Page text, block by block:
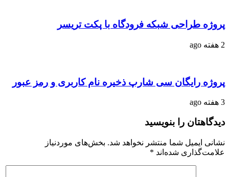
پروژه طراحی شبکه فرودگاه با پکت تریسر
2 هفته ago
پروژه رایگان سی شارپ ذخیره نام کاربری و رمز عبور
3 هفته ago
دیدگاهتان را بنویسید
نشانی ایمیل شما منتشر نخواهد شد. بخش‌های موردنیاز
علامت‌گذاری شده‌اند *